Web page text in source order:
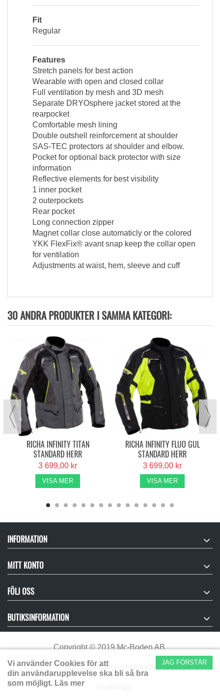
Fit
Regular
Features
Stretch panels for best action
Wearable with open and closed collar
Full ventilation by mesh and 3D mesh
Separate DRYOsphere jacket stored at the
rearpocket
Comfortable mesh lining
Double outshell reinforcement at shoulder
SAS-TEC protectors at shoulder and elbow.
Pocket for optional back protector with size
information
Reflective elements for best visibility
1 inner pocket
2 outerpockets
Rear pocket
Long connection zipper
Magnet collar close automaticly or the colored
YKK FlexFix® avant snap keep the collar open
for ventilation
Adjustments at waist, hem, sleeve and cuff
30 ANDRA PRODUKTER I SAMMA KATEGORI:
RICHA INFINITY TITAN
STANDARD HERR
3 699,00 kr
VISA MER
RICHA INFINITY FLUO GUL
STANDARD HERR
3 699,00 kr
VISA MER
INFORMATION
MITT KONTO
FÖLJ OSS
BUTIKSINFORMATION
Copyright©2019 Mc-Boden AB.
Alla rättigheter reserverade.
JAG FÖRSTÅR
Vi använder Cookies för att
din användarupplevelse ska bli så bra
som möjligt. Läs mer